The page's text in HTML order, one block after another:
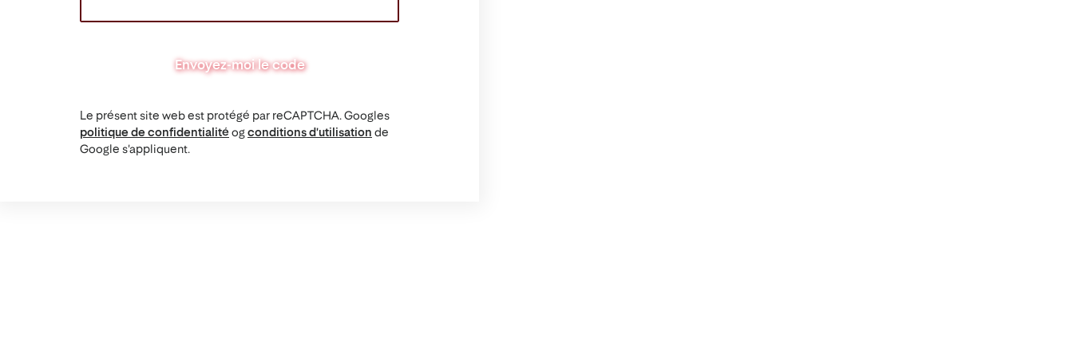
Envoyez-moi le code
Le présent site web est protégé par reCAPTCHA. Googles
politique de confidentialitéogconditions d'utilisation de
Google s'appliquent.